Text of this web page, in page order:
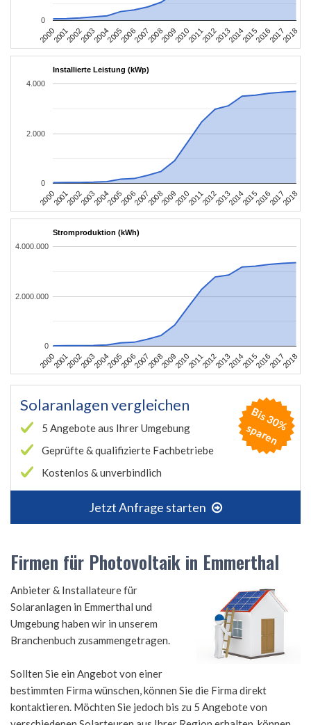
2000200120022003200420052006200720082009201020112012201320142015201620172018
0
Installierte Leistung (kWp)
2000200120022003200420052006200720082009201020112012201320142015201620172018
0
2.000
4.000
Stromproduktion (kWh)
2000200120022003200420052006200720082009201020112012201320142015201620172018
0
2.000.000
4.000.000
Solaranlagen vergleichen
5 Angebote aus Ihrer Umgebung
Geprüfte & qualifizierte Fachbetriebe
Kostenlos & unverbindlich
Jetzt Anfrage starten
B
is
3
0
%
s
p
a
r
e
n
Firmen für Photovoltaik in Emmerthal
Anbieter & Installateure für
Solaranlagen in Emmerthal und
Umgebung haben wir in unserem
Branchenbuch zusammengetragen.
Sollten Sie ein Angebot von einer
bestimmten Firma wünschen, können Sie die Firma direkt
kontaktieren. Möchten Sie jedoch bis zu 5 Angebote von